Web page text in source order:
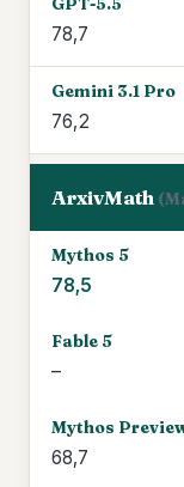
78,7
76,2
ArxivMath
78,5
–
68,7